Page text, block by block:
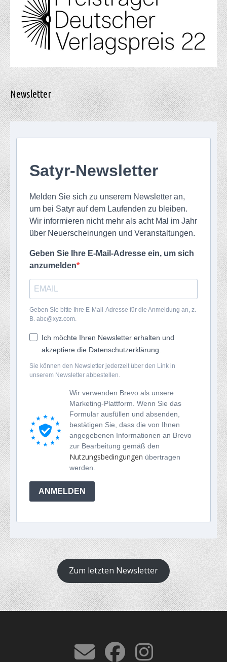
Newsletter
Satyr-Newsletter
Melden Sie sich zu unserem Newsletter an,
um bei Satyr auf dem Laufenden zu bleiben.
Wir informieren nicht mehr als acht Mal im Jahr
über Neuerscheinungen und Veranstaltungen.
Geben Sie Ihre E-Mail-Adresse ein, um sich
anzumelden
Geben Sie bitte Ihre E-Mail-Adresse für die Anmeldung an, z.
B. abc@xyz.com.
Ich möchte Ihren Newsletter erhalten und
akzeptiere die Datenschutzerklärung.
Sie können den Newsletter jederzeit über den Link in
unserem Newsletter abbestellen.
Wir verwenden Brevo als unsere
Marketing-Plattform. Wenn Sie das
Formular ausfüllen und absenden,
bestätigen Sie, dass die von Ihnen
angegebenen Informationen an Brevo
zur Bearbeitung gemäß den
Nutzungsbedingungen übertragen
werden.
ANMELDEN
Zum letzten Newsletter